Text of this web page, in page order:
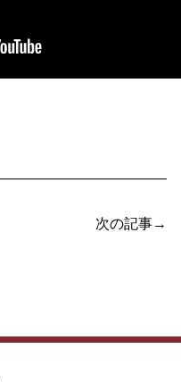
次の記事→